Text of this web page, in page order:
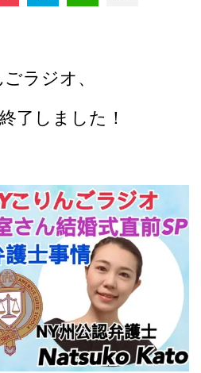
ラジオ、
了しました！